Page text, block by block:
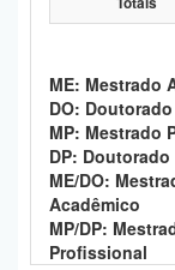
ME: Mestrado
DO:
MP: Mestrado
DP:
ME/DO:
Acadêmico
MP/DP:
Profissional